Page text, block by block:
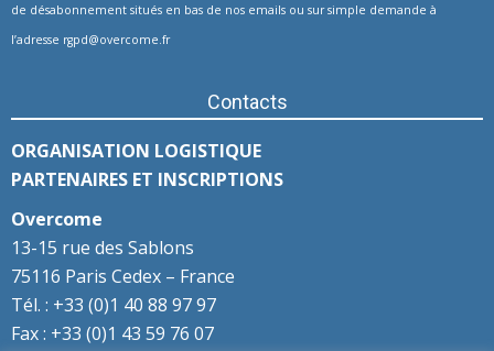
de désabonnement situés en bas de nos emails ou sur simple demande à
l’adresse rgpd@overcome.fr
Contacts
ORGANISATION LOGISTIQUE
PARTENAIRES ET INSCRIPTIONS
Overcome
13-15 rue des Sablons
75116 Paris Cedex – France
Tél. : +33 (0)1 40 88 97 97
Fax : +33 (0)1 43 59 76 07